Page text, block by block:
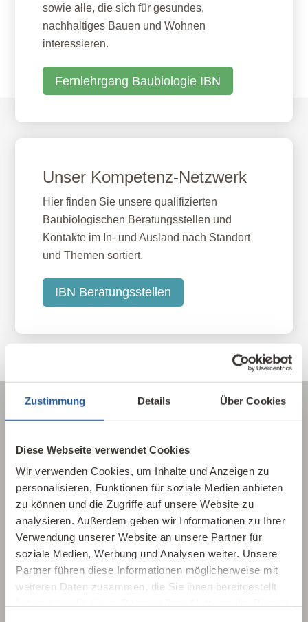
Zustimmung Details Über Cookies
Diese Webseite verwendet Cookies
Wir verwenden Cookies, um Inhalte und Anzeigen zu
personalisieren, Funktionen für soziale Medien anbieten
zu können und die Zugriffe auf unsere Website zu
analysieren. Außerdem geben wir Informationen zu Ihrer
Verwendung unserer Website an unsere Partner für
soziale Medien, Werbung und Analysen weiter. Unsere
Partner führen diese Informationen möglicherweise mit
weiteren Daten zusammen, die Sie ihnen bereitgestellt
sowie alle, die sich für gesundes,
nachhaltiges Bauen und Wohnen
interessieren.
Fernlehrgang Baubiologie IBN
Unser Kompetenz-Netzwerk
Hier finden Sie unsere qualifizierten
Baubiologischen Beratungsstellen und
Kontakte im In- und Ausland nach Standort
und Themen sortiert.
IBN Beratungsstellen
Über die Baubiologie
Die Baubiologie beschäftigt sich mit der
Beziehung zwischen Menschen und ihrer
gebauten Umwelt. Wie wirken sich Gebäude,
Baustoffe und Architektur auf Mensch und
Natur aus? Dabei werden ganzheitlich
gesundheitliche, nachhaltige und
gestalterische Aspekte betrachtet.